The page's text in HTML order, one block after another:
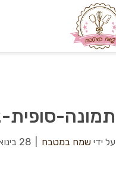
תמונה-סופית-2
על ידי שמח במטבח 28 בינואר 2015